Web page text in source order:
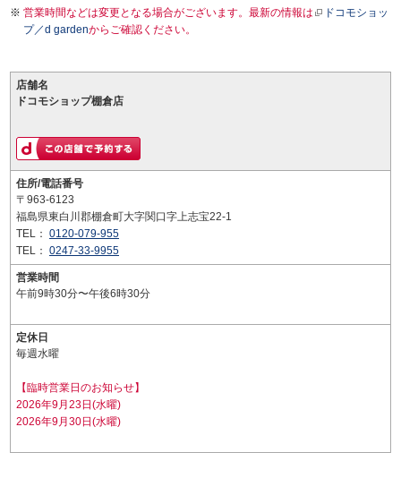
営業時間などは変更となる場合がございます。最新の情報は
ドコモショッ
プ／d gardenからご確認ください。
店舗名
ドコモショップ棚倉店
住所/電話番号
〒963-6123
福島県東白川郡棚倉町大字関口字上志宝22-1
TEL： 0120-079-955
TEL： 0247-33-9955
営業時間
午前9時30分〜午後6時30分
定休日
毎週水曜
【臨時営業日のお知らせ】
2026年9月23日(水曜)
2026年9月30日(水曜)